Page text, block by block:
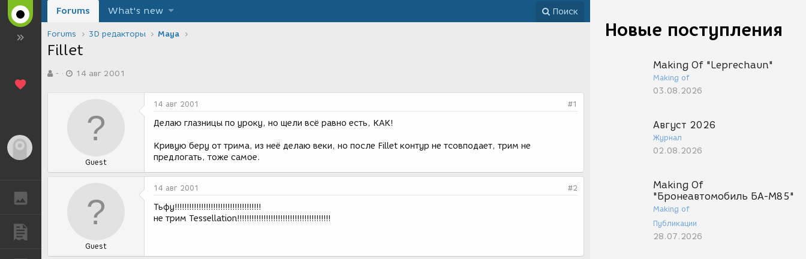
Новые поступления
Making Of "Leprechaun"
Making of
03.08.2026
Август 2026
Журнал
02.08.2026
Making Of
"Бронеавтомобиль БА-М85"
Making of
Публикации
28.07.2026
Forums What's new Поиск
Forums 3D редакторы Maya
Fillet
в-
а
и
14 авг 2001
Guest
14 авг 2001 #1
Делаю глазницы по уроку, но щели всё равно есть, КАК!
Кривую беру от трима, из неё делаю веки, но после Fillet контур не тсовподает, трим не
предлогать, тоже самое.
Guest
14 авг 2001 #2
Тьфу!!!!!!!!!!!!!!!!!!!!!!!!!!!!!!!!!!!!
не трим Tessellation!!!!!!!!!!!!!!!!!!!!!!!!!!!!!!!!!!!!!!!